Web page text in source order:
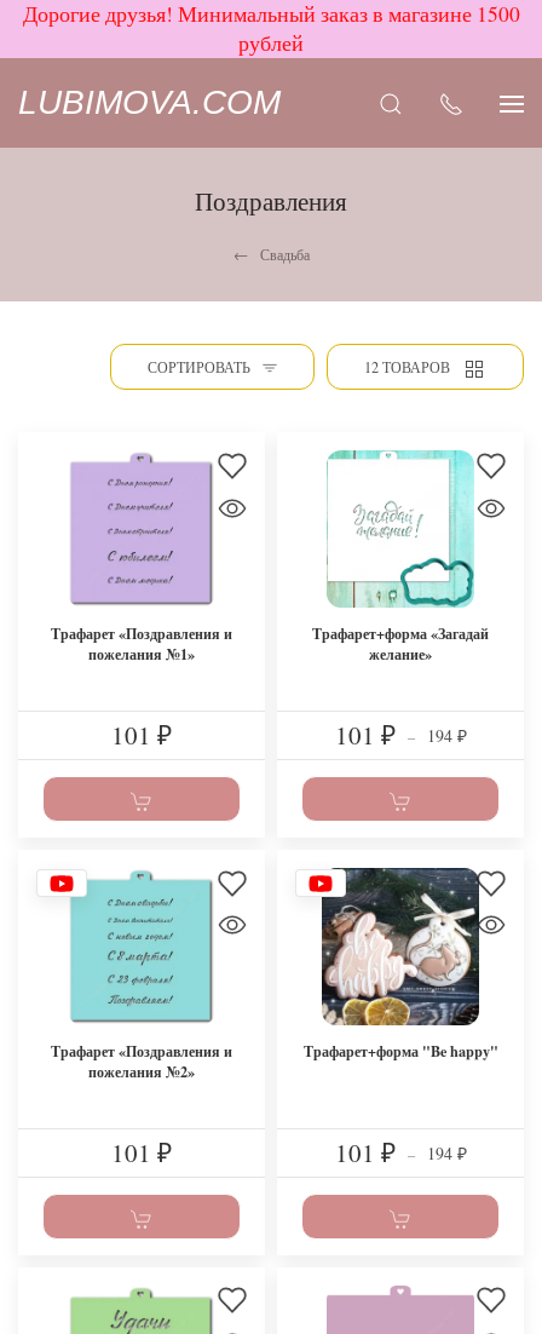
Дорогие друзья! Минимальный заказ в магазине 1500
рублей
LUBIMOVA.COM
Поздравления
Свадьба
СОРТИРОВАТЬ 12 ТОВАРОВ
Трафарет «Поздравления и
пожелания №1»
101 ₽
Трафарет+форма «Загадай
желание»
101 ₽ – 194 ₽
Трафарет «Поздравления и
пожелания №2»
101 ₽
Трафарет+форма "Be happy"
101 ₽ – 194 ₽